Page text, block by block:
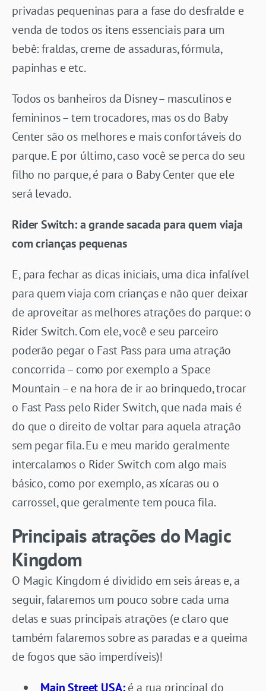
privadas pequeninas para a fase do desfralde e
venda de todos os itens essenciais para um
bebê: fraldas, creme de assaduras, fórmula,
papinhas e etc.
Todos os banheiros da Disney – masculinos e
femininos – tem trocadores, mas os do Baby
Center são os melhores e mais confortáveis do
parque. E por último, caso você se perca do seu
filho no parque, é para o Baby Center que ele
será levado.
Rider Switch: a grande sacada para quem viaja
com crianças pequenas
E, para fechar as dicas iniciais, uma dica infalível
para quem viaja com crianças e não quer deixar
de aproveitar as melhores atrações do parque: o
Rider Switch. Com ele, você e seu parceiro
poderão pegar o Fast Pass para uma atração
concorrida – como por exemplo a Space
Mountain – e na hora de ir ao brinquedo, trocar
o Fast Pass pelo Rider Switch, que nada mais é
do que o direito de voltar para aquela atração
sem pegar fila. Eu e meu marido geralmente
intercalamos o Rider Switch com algo mais
básico, como por exemplo, as xícaras ou o
carrossel, que geralmente tem pouca fila.
Principais atrações do Magic
Kingdom
O Magic Kingdom é dividido em seis áreas e, a
seguir, falaremos um pouco sobre cada uma
delas e suas principais atrações (e claro que
também falaremos sobre as paradas e a queima
de fogos que são imperdíveis)!
Main Street USA:é a rua principal do